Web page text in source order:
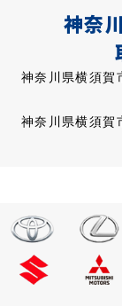
神奈
神奈川県横須賀
神奈川県横須賀